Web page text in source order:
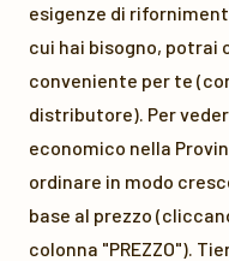
esigenze di
cui hai bisogno, potrai
conveniente per te
distributore). Per
economico nella
ordinare in modo
base al prezzo
colonna "PREZZO").